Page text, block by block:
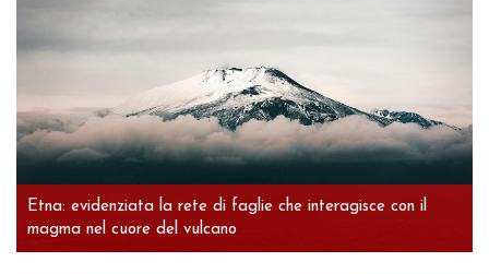
Etna: evidenziata la rete di faglie che interagisce con il
magma nel cuore del vulcano